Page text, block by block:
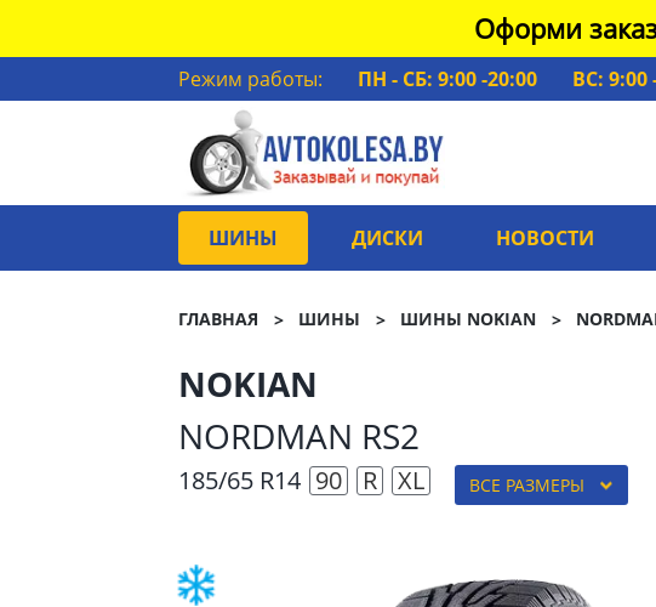
Оформи
Режим работы: ПН - СБ: 9:00 -20:00
ВС: 9:00
ШИНЫ ДИСКИ НОВОСТИ
ГЛАВНАЯ ШИНЫ ШИНЫ NOKIAN
NOKIAN
NORDMAN RS2
185/65 R14 90 R XL ВСЕ РАЗМЕРЫ